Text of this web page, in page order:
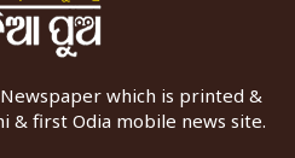
which is printed &
& first Odia mobile news site.